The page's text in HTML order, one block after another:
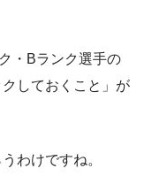
・Bランク選手の
しておくこと」が
わけですね。